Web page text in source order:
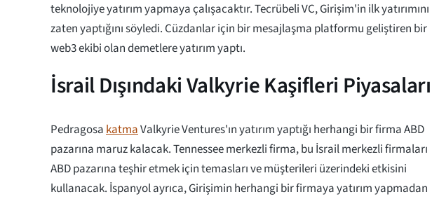
teknolojiye yatırım yapmaya çalışacaktır. Tecrübeli VC, Girişim'in ilk yatırımını
zaten yaptığını söyledi. Cüzdanlar için bir mesajlaşma platformu geliştiren bir
web3 ekibi olan demetlere yatırım yaptı.
İsrail Dışındaki Valkyrie Kaşifleri Piyasaları
PedragosakatmaValkyrie Ventures'ın yatırım yaptığı herhangi bir firma ABD
pazarına maruz kalacak. Tennessee merkezli firma, bu İsrail merkezli firmaları
ABD pazarına teşhir etmek için temasları ve müşterileri üzerindeki etkisini
kullanacak. İspanyol ayrıca, Girişimin herhangi bir firmaya yatırım yapmadan